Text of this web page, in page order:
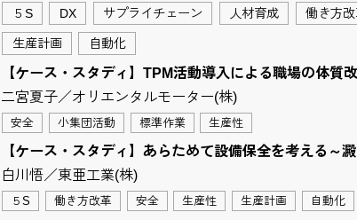
５S DX サプライチェーン 人材育成 働き方
生産計画 自動化
【ケース・スタディ】TPM活動導入による職場の体質
二宮夏子／オリエンタルモーター(株)
安全 小集団活動 標準作業 生産性
【ケース・スタディ】あらためて設備保全を考える
白川悟／東亜工業(株)
５S 働き方改革 安全 生産性 生産計画 自動化